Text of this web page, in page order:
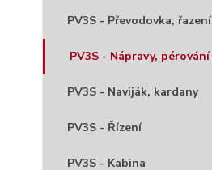
PV3S - Převodovka, řazení
PV3S - Nápravy, pérování
PV3S - Naviják, kardany
PV3S - Řízení
PV3S - Kabina